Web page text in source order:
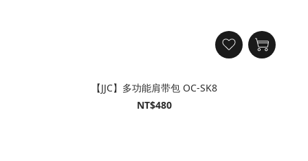
【JJC】多功能肩带包 OC-SK8
NT$480